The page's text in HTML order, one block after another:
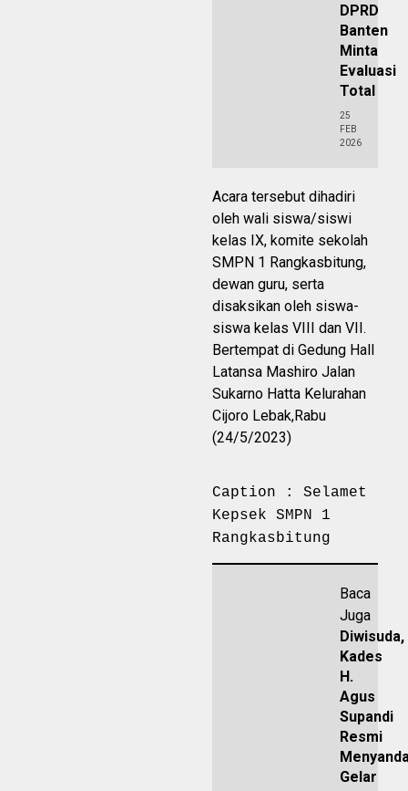
DPRD
Banten
Minta
Evaluasi
Total
25
FEB
2026
Acara tersebut dihadiri
oleh wali siswa/siswi
kelas IX, komite sekolah
SMPN 1 Rangkasbitung,
dewan guru, serta
disaksikan oleh siswa-
siswa kelas VIII dan VII.
Bertempat di Gedung Hall
Latansa Mashiro Jalan
Sukarno Hatta Kelurahan
Cijoro Lebak,Rabu
(24/5/2023)
Caption : Selamet
Kepsek SMPN 1
Rangkasbitung
Baca
Juga
Diwisuda,
Kades
H.
Agus
Supandi
Resmi
Gelar